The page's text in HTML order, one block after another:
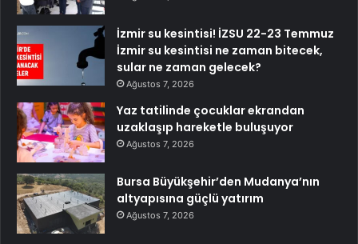
İzmir su kesintisi! İZSU 22-23 Temmuz
İzmir su kesintisi ne zaman bitecek,
sular ne zaman gelecek?
Ağustos 7, 2026
Yaz tatilinde çocuklar ekrandan
uzaklaşıp hareketle buluşuyor
Ağustos 7, 2026
Bursa Büyükşehir’den Mudanya’nın
altyapısına güçlü yatırım
Ağustos 7, 2026